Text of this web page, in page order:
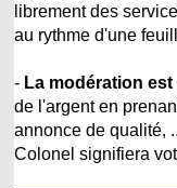
librement des
au rythme d'une
- La modération
de l'argent en
annonce de qualité,
Colonel signifiera